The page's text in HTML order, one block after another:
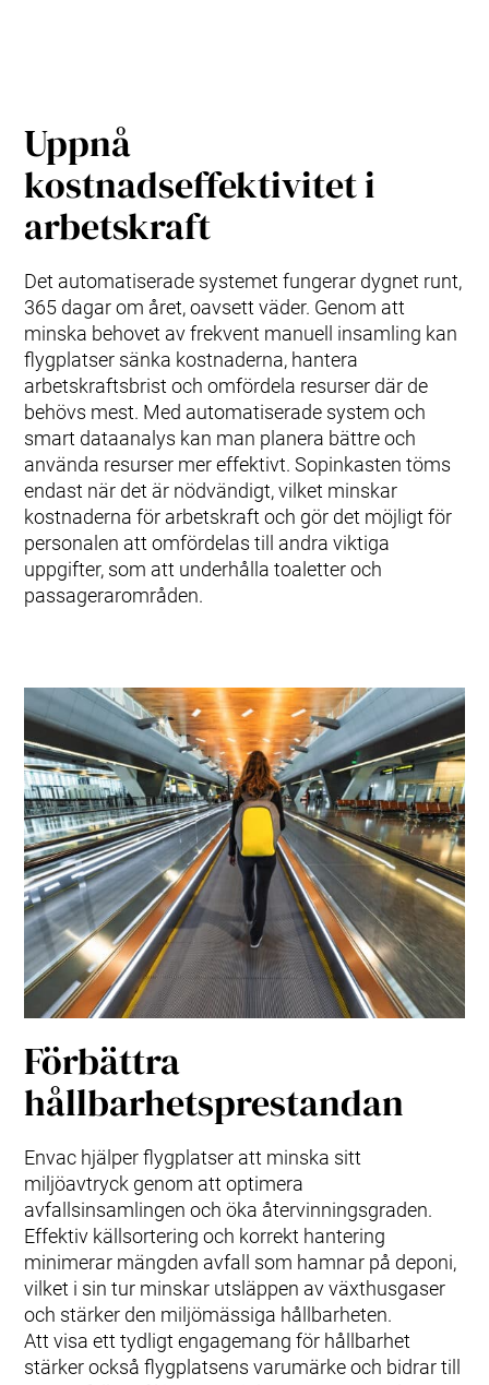
Uppnå
kostnadseffektivitet i
arbetskraft
Det automatiserade systemet fungerar dygnet runt,
365 dagar om året, oavsett väder. Genom att
minska behovet av frekvent manuell insamling kan
flygplatser sänka kostnaderna, hantera
arbetskraftsbrist och omfördela resurser där de
behövs mest. Med automatiserade system och
smart dataanalys kan man planera bättre och
använda resurser mer effektivt. Sopinkasten töms
endast när det är nödvändigt, vilket minskar
kostnaderna för arbetskraft och gör det möjligt för
personalen att omfördelas till andra viktiga
uppgifter, som att underhålla toaletter och
passagerarområden.
Förbättra
hållbarhetsprestandan
Envac hjälper flygplatser att minska sitt
miljöavtryck genom att optimera
avfallsinsamlingen och öka återvinningsgraden.
Effektiv källsortering och korrekt hantering
minimerar mängden avfall som hamnar på deponi,
vilket i sin tur minskar utsläppen av växthusgaser
och stärker den miljömässiga hållbarheten.
Att visa ett tydligt engagemang för hållbarhet
stärker också flygplatsens varumärke och bidrar till